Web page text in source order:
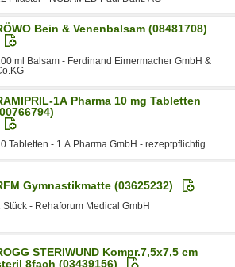
Bein & Venenbalsam (08481708)
ml Balsam - Ferdinand Eimermacher GmbH &
1A Pharma 10 mg Tabletten
Tabletten - 1 A Pharma GmbH - rezeptpflichtig
Gymnastikmatte (03625232)
Stück - Rehaforum Medical GmbH
STERIWUND Kompr.7,5x7,5 cm
8fach (03439156)